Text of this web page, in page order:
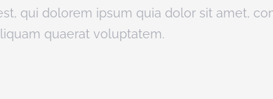
qui dolorem ipsum quia dolor sit amet,
quaerat voluptatem.